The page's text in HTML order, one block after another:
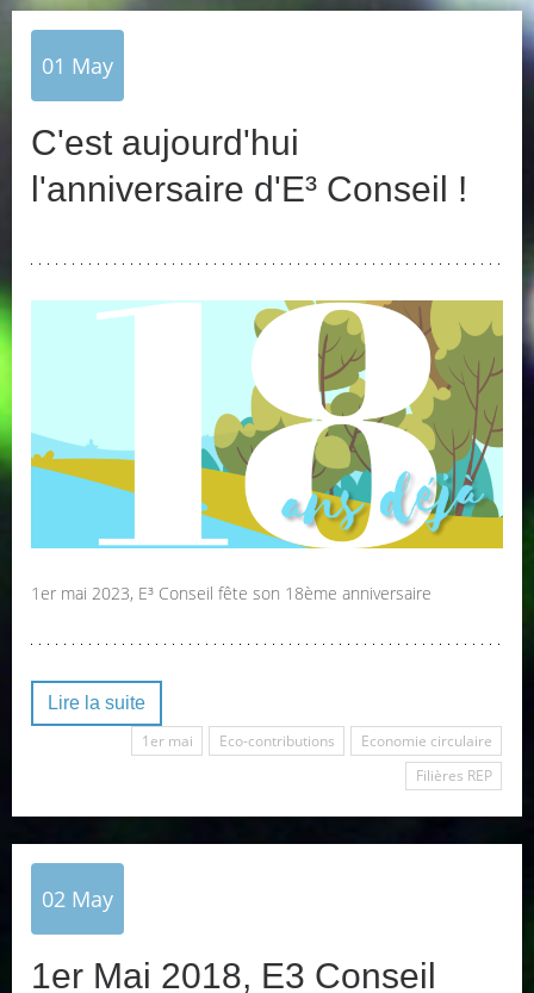
01 May
C'est aujourd'hui
l'anniversaire d'E³ Conseil !
1er mai 2023, E³ Conseil fête son 18ème anniversaire
Lire la suite
1er mai
Eco-contributions
Economie circulaire
Filières REP
02 May
1er Mai 2018, E3 Conseil